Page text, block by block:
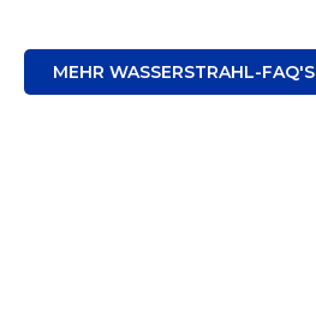
MEHR WASSERSTRAHL-FAQ'S